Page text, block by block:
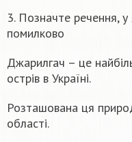
3. Позначте речення,
помилково
Джарилгач – це
острів в Україні.
Розташована ця
області.